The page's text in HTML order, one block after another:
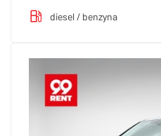
diesel / benzyna